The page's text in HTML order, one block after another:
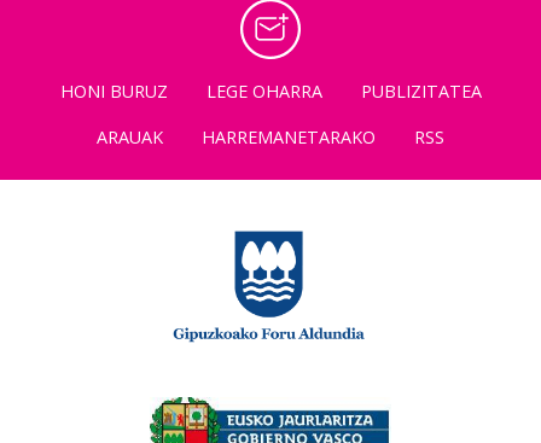
HONI BURUZ LEGE OHARRA
PUBLIZITATEA
ARAUAK
HARREMANETARAKO RSS